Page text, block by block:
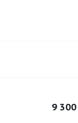
9 300